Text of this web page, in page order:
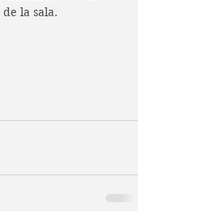
la sala.